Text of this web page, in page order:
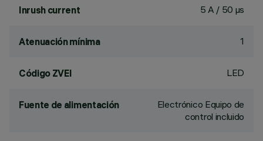
Inrush current 5 A / 50 µs
Atenuación mínima 1
Código ZVEI LED
Fuente de alimentación
Electrónico Equipo de
control incluido